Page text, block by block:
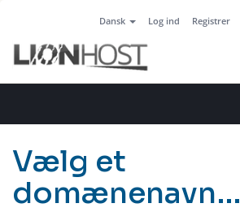
Dansk Log ind Registrer
Vælg et
domænenavn…